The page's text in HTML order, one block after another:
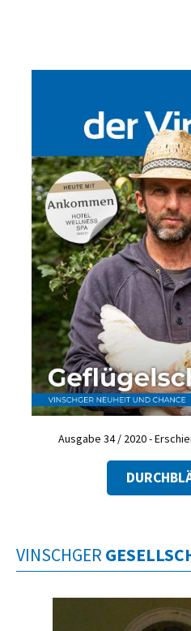
Ausgabe 34 / 2020 -
VINSCHGER